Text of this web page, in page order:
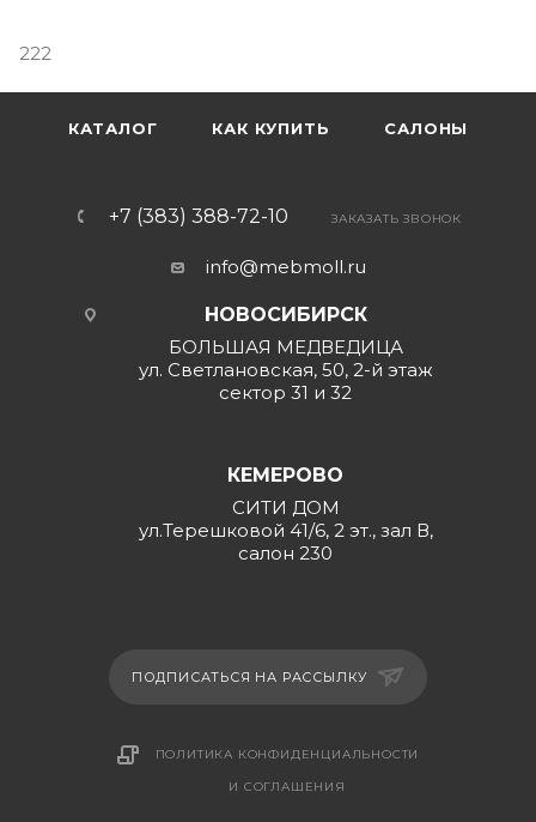
222
КАТАЛОГ КАК КУПИТЬ САЛОНЫ
+7 (383) 388-72-10 ЗАКАЗАТЬ ЗВОНОК
info@mebmoll.ru
НОВОСИБИРСК
БОЛЬШАЯ МЕДВЕДИЦА
ул. Светлановская, 50, 2-й этаж
сектор 31 и 32
КЕМЕРОВО
СИТИ ДОМ
ул.Терешковой 41/6, 2 эт., зал В,
салон 230
ПОДПИСАТЬСЯ НА РАССЫЛКУ
ПОЛИТИКА КОНФИДЕНЦИАЛЬНОСТИ
И СОГЛАШЕНИЯ